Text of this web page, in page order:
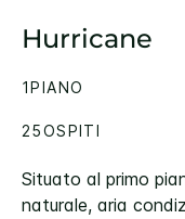
Hurricane
Situato al primo
naturale, aria
1PIANO
25OSPITI